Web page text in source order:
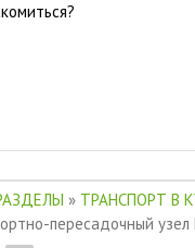
» ТРАНСПОРТ В
пересадочный